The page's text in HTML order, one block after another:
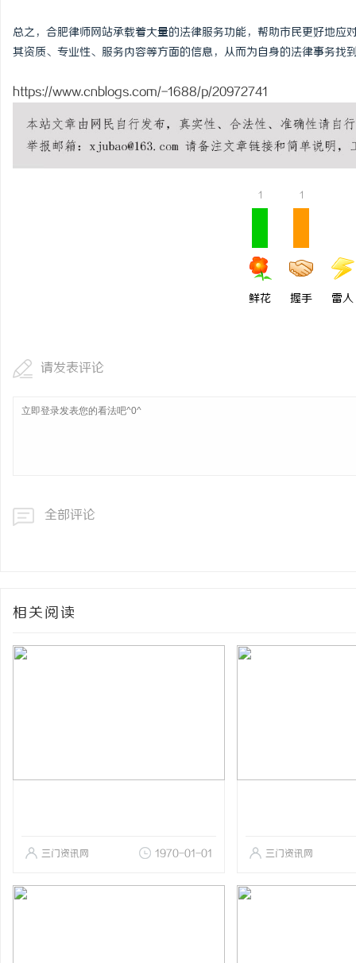
总之，合肥律师网站承载着大量的法律服务功能，帮助市民更好地
其资质、专业性、服务内容等方面的信息，从而为自身的法律事务找
https://www.cnblogs.com/-1688/p/20972741
1
鲜花
1
握手 雷人
请发表评论
全部评论
相关阅读
三门资讯网 1970-01-01 三门资讯网